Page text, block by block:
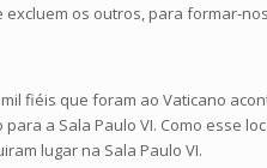
os outros, para formar-
fiéis que foram ao Vaticano
a Sala Paulo VI. Como esse
lugar na Sala Paulo VI.